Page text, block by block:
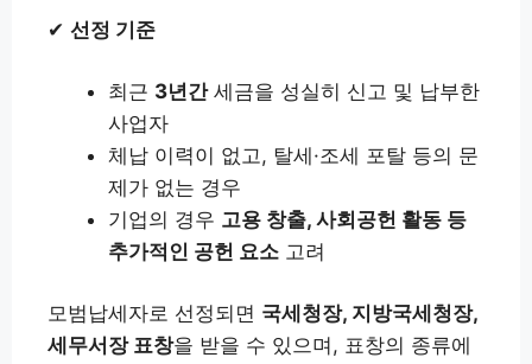
✔ 선정 기준
최근 3년간세금을 성실히 신고 및 납부한
사업자
체납 이력이 없고, 탈세·조세 포탈 등의 문
제가 없는 경우
기업의 경우 고용 창출, 사회공헌 활동 등
추가적인 공헌 요소 고려
모범납세자로 선정되면 국세청장, 지방국세청장,
세무서장 표창을 받을 수 있으며, 표창의 종류에